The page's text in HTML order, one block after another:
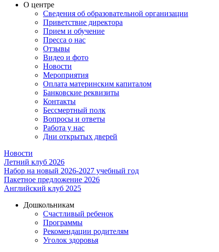
О центре
Сведения об образовательной организации
Приветствие директора
Прием и обучение
Пресса о нас
Отзывы
Видео и фото
Новости
Мероприятия
Оплата материнским капиталом
Банковские реквизиты
Контакты
Бессмертный полк
Вопросы и ответы
Работа у нас
Дни открытых дверей
Новости
Летний клуб 2026
Набор на новый 2026-2027 учебный год
Пакетное предложение 2026
Английский клуб 2025
Дошкольникам
Счастливый ребенок
Программы
Рекомендации родителям
Уголок здоровья